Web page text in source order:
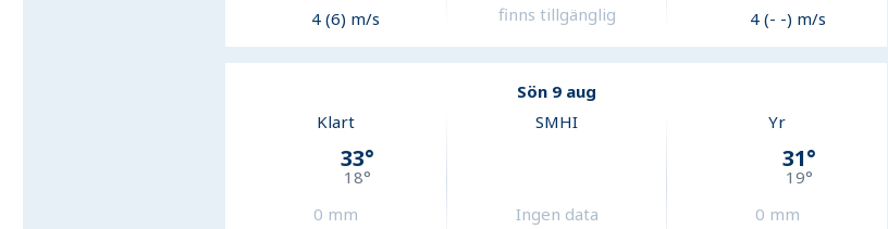
4 (6) m/s
finns tillgänglig
4 (- -) m/s
Sön 9 aug
Klart
33°
18°
0 mm
SMHI
Ingen data
Yr
31°
19°
0 mm